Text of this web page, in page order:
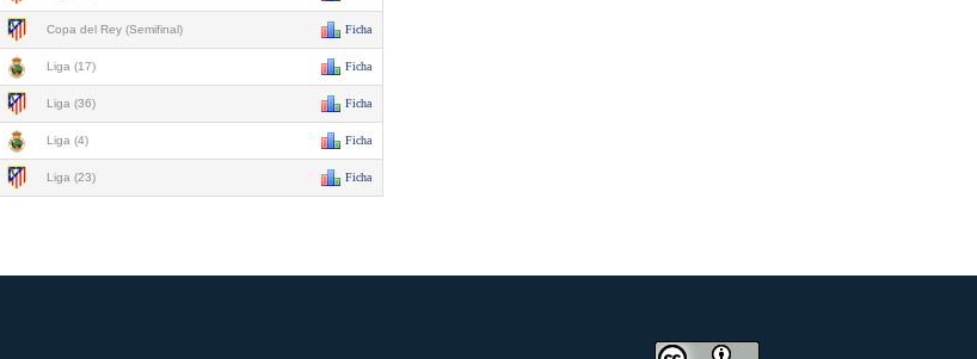
Copa del Rey (Semifinal) Ficha
Liga (17) Ficha
Liga (36) Ficha
Liga (4) Ficha
Liga (23) Ficha